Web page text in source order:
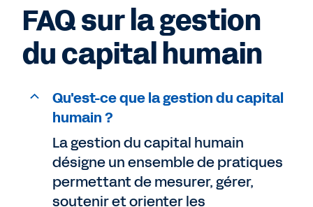
FAQ sur la gestion
du capital humain
Qu'est-ce que la gestion du capital
humain ?
La gestion du capital humain
désigne un ensemble de pratiques
permettant de mesurer, gérer,
soutenir et orienter les